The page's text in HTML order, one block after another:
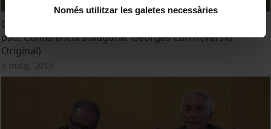
Només utilitzar les galetes necessàries
Cap a un nou Orient Mitjà? Reptes i oportunitats per a la
pau. Conferència Inaugural: Georges Corm (Versió
Original)
6 maig, 2015